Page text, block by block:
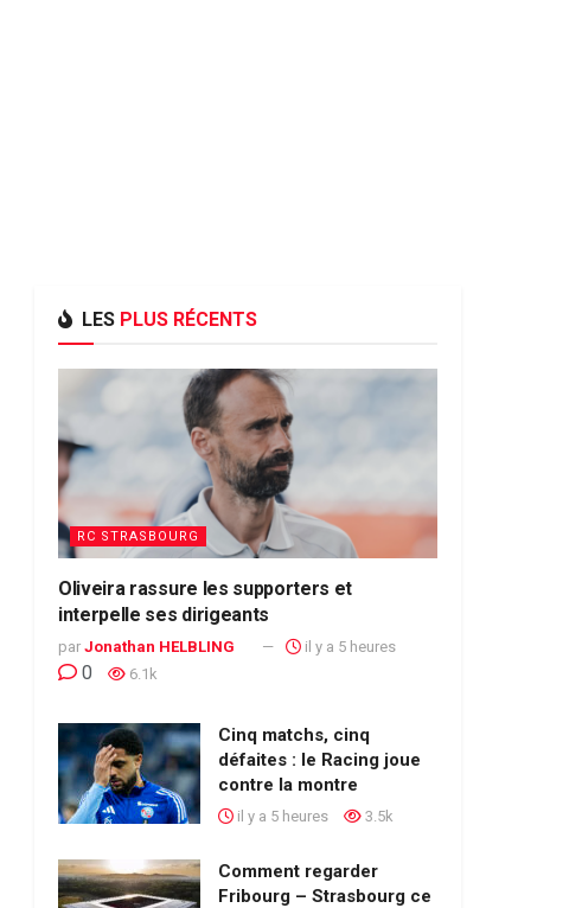
LES PLUS RÉCENTS
RC STRASBOURG
Oliveira rassure les supporters et
interpelle ses dirigeants
par Jonathan HELBLING il y a 5 heures
0 6.1k
Cinq matchs, cinq
défaites : le Racing joue
contre la montre
il y a 5 heures 3.5k
Comment regarder
Fribourg – Strasbourg ce